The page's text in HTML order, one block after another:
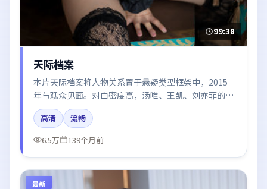
99:38
天际档案
本片天际档案将人物关系置于悬疑类型框架中，2015
年与观众见面。对白密度高，汤唯、王凯、刘亦菲的台
词节奏值得关注；整体气质偏中国香港都市与冷色调摄
影。
高清
流畅
6.5万
139个月前
最新